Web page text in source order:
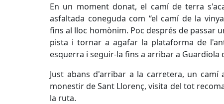
En un moment donat, el camí de terra
asfaltada coneguda com “el camí de la
fins al lloc homònim. Poc després de passar
pista i tornar a agafar la plataforma de
esquerra i seguir-la fins a arribar a Guardiola
Just abans d'arribar a la carretera, un
monestir de Sant Llorenç, visita del tot
la ruta.